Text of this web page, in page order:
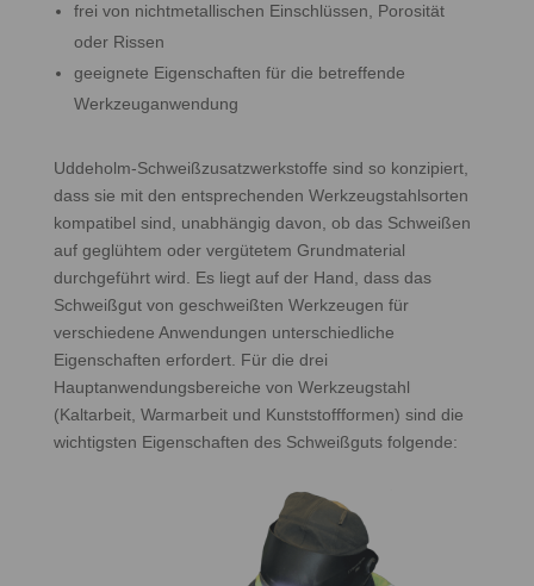
frei von nichtmetallischen Einschlüssen, Porosität
oder Rissen
geeignete Eigenschaften für die betreffende
Werkzeuganwendung
Uddeholm-Schweißzusatzwerkstoffe sind so konzipiert,
dass sie mit den entsprechenden Werkzeugstahlsorten
kompatibel sind, unabhängig davon, ob das Schweißen
auf geglühtem oder vergütetem Grundmaterial
durchgeführt wird. Es liegt auf der Hand, dass das
Schweißgut von geschweißten Werkzeugen für
verschiedene Anwendungen unterschiedliche
Eigenschaften erfordert. Für die drei
Hauptanwendungsbereiche von Werkzeugstahl
(Kaltarbeit, Warmarbeit und Kunststoffformen) sind die
wichtigsten Eigenschaften des Schweißguts folgende: